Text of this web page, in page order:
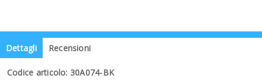
Dettagli Recensioni
Codice articolo: 30A074-BK